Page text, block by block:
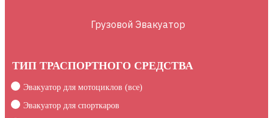
Грузовой Эвакуатор
ТИП ТРАСПОРТНОГО СРЕДСТВА
Эвакуатор для мотоциклов (все)
Эвакуатор для спорткаров